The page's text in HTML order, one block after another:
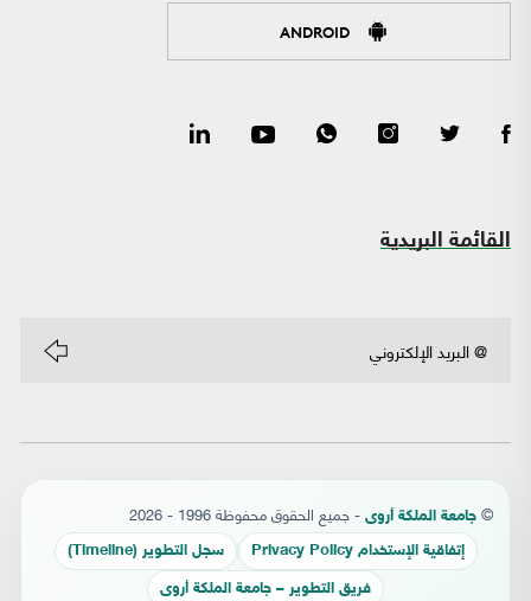
ANDROID
القائمة البريدية
© جامعة الملكة أروى - جميع الحقوق محفوظة 1996 - 2026
إتفاقية الإستخدام Privacy Policy سجل التطوير (Timeline)
فريق التطوير – جامعة الملكة أروى